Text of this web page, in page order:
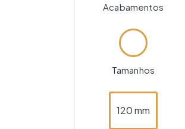
Acabamentos
Tamanhos
120 mm